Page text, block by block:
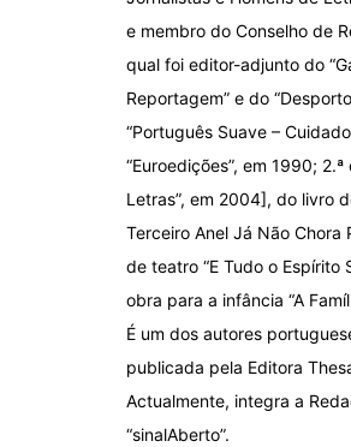
e membro do Conselho de
qual foi editor-adjunto do
Reportagem” e do
“Português Suave –
“Euroedições”, em 1990;
Letras”, em 2004], do livro
Terceiro Anel Já Não Chora
de teatro “E Tudo o Espírito
obra para a infância “A
É um dos autores
publicada pela Editora
Actualmente, integra a
“sinalAberto”.